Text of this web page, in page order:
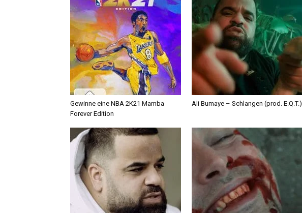
Gewinne eine NBA 2K21 Mamba
Forever Edition
Ali Bumaye – Schlangen (prod. E.Q.T.)